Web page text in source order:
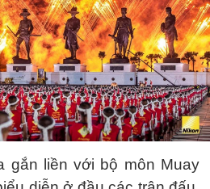
gắn liền với bộ môn Muay